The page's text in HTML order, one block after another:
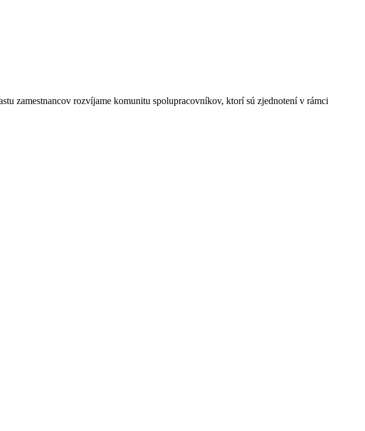
zamestnancov rozvíjame komunitu spolupracovníkov, ktorí sú zjednotení v rámci